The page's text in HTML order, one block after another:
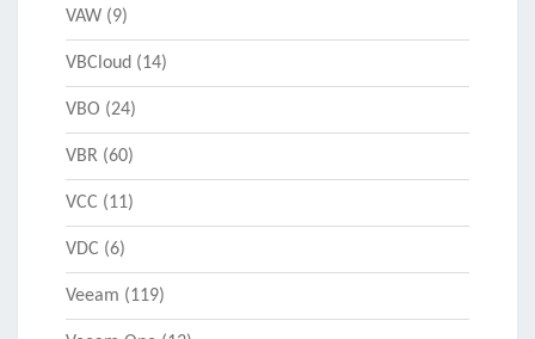
VAW (9)
VBCloud (14)
VBO (24)
VBR (60)
VCC (11)
VDC (6)
Veeam (119)